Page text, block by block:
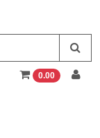
0.00